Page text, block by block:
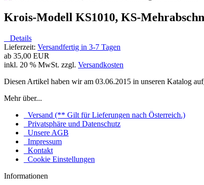
Krois-Modell KS1010, KS-
Details
Lieferzeit: Versandfertig in 3-7 Tagen
ab 35,00 EUR
inkl. 20 % MwSt. zzgl. Versandkosten
Diesen Artikel haben wir am 03.06.2015 in unseren Katalog
Mehr über...
Versand (** Gilt für Lieferungen nach Österreich.)
Privatsphäre und Datenschutz
Unsere AGB
Impressum
Kontakt
Cookie Einstellungen
Informationen